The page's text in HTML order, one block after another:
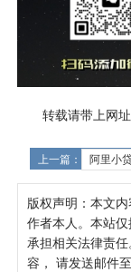
转载请带上网
上一篇： 阿里小
版权声明：本文
作者本人。本站
承担相关法律责
容， 请发送邮件